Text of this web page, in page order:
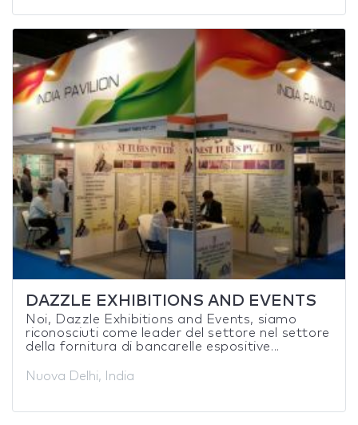
DAZZLE EXHIBITIONS AND EVENTS
Noi, Dazzle Exhibitions and Events, siamo
riconosciuti come leader del settore nel settore
della fornitura di bancarelle espositive...
Nuova Delhi, India